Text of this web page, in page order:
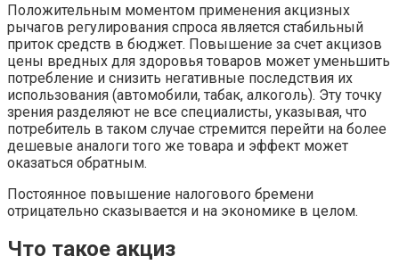
Положительным моментом применения акцизных
рычагов регулирования спроса является стабильный
приток средств в бюджет. Повышение за счет акцизов
цены вредных для здоровья товаров может уменьшить
потребление и снизить негативные последствия их
использования (автомобили, табак, алкоголь). Эту точку
зрения разделяют не все специалисты, указывая, что
потребитель в таком случае стремится перейти на более
дешевые аналоги того же товара и эффект может
оказаться обратным.
Постоянное повышение налогового бремени
отрицательно сказывается и на экономике в целом.
Что такое акциз